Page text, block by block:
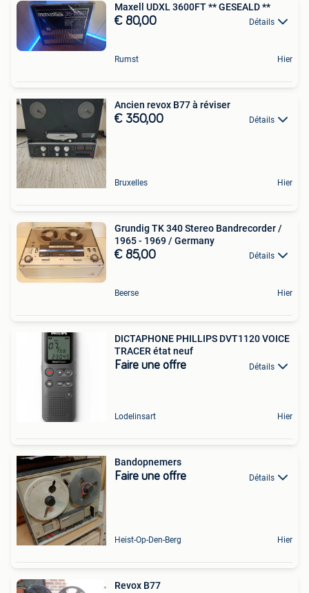
Maxell UDXL 3600FT ** GESEALD **
€ 80,00 Détails
Rumst Hier
Ancien revox B77 à réviser
€ 350,00 Détails
Bruxelles Hier
Grundig TK 340 Stereo Bandrecorder /
1965 - 1969 / Germany
€ 85,00 Détails
Beerse Hier
DICTAPHONE PHILLIPS DVT1120 VOICE
TRACER état neuf
Faire une offre Détails
Lodelinsart Hier
Bandopnemers
Faire une offre Détails
Heist-Op-Den-Berg Hier
Revox B77